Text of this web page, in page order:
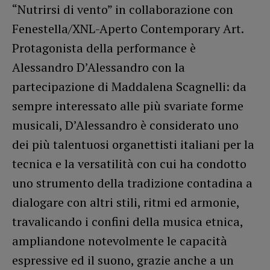
“Nutrirsi di vento” in collaborazione con
Fenestella/XNL-Aperto Contemporary Art.
Protagonista della performance è
Alessandro D’Alessandro con la
partecipazione di Maddalena Scagnelli: da
sempre interessato alle più svariate forme
musicali, D’Alessandro è considerato uno
dei più talentuosi organettisti italiani per la
tecnica e la versatilità con cui ha condotto
uno strumento della tradizione contadina a
dialogare con altri stili, ritmi ed armonie,
travalicando i confini della musica etnica,
ampliandone notevolmente le capacità
espressive ed il suono, grazie anche a un